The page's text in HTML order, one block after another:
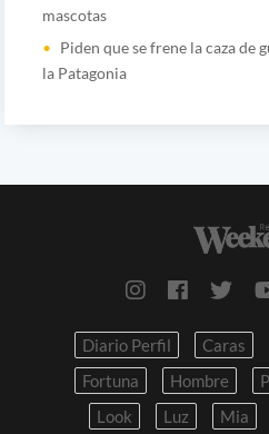
mascotas
Piden que se frene la caza de
la Patagonia
Diario Perfil Caras
Fortuna
Hombre
Look
Luz Mia